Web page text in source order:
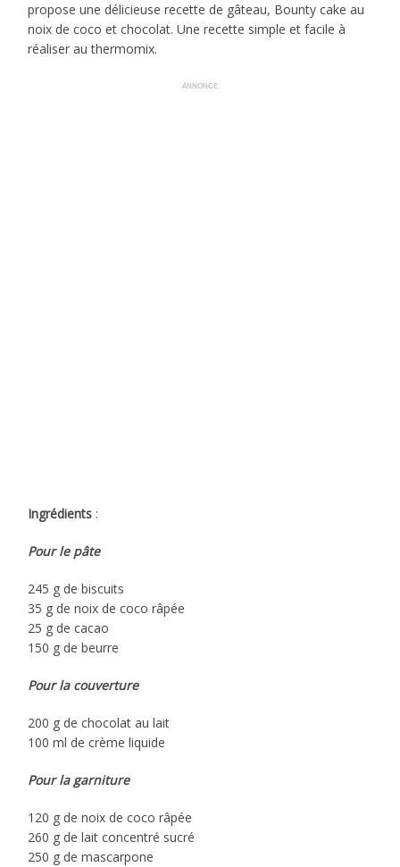
propose une délicieuse recette de gâteau, Bounty cake au
noix de coco et chocolat. Une recette simple et facile à
réaliser au thermomix.
ANNONCE
Ingrédients :
Pour le pâte
245 g de biscuits
35 g de noix de coco râpée
25 g de cacao
150 g de beurre
Pour la couverture
200 g de chocolat au lait
100 ml de crème liquide
Pour la garniture
120 g de noix de coco râpée
260 g de lait concentré sucré
250 g de mascarpone